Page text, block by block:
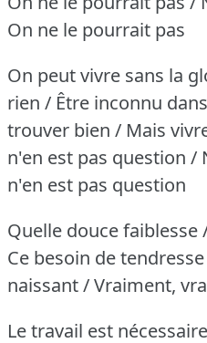
On ne le pourrait pas
On peut vivre sans la
rien / Être inconnu
trouver bien / Mais
n'en est pas question /
n'en est pas question
Quelle douce
Ce besoin de
naissant / Vraiment,
Le travail est